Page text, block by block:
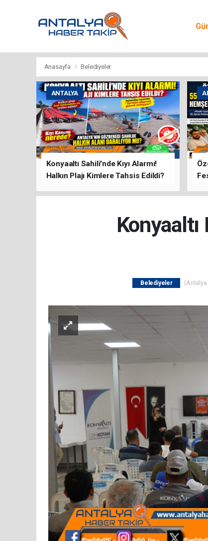
Anasayfa Belediyeler
ANTALYA
Konyaaltı Sahili'nde Kıyı Alarmı!
Halkın Plajı Kimlere Tahsis Edildi?
Belediyeler